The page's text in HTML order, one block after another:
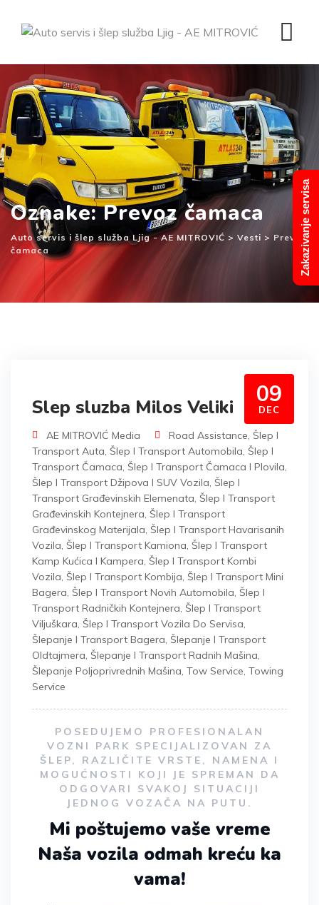
Oznake: Prevoz čamaca
Auto servis i šlep služba Ljig - AE MITROVIĆ > Vesti > Prevoz
čamaca
09
DEC
Slep sluzba Milos Veliki
AE MITROVIĆ Media Road Assistance, Šlep I
Transport Auta, Šlep I Transport Automobila, Šlep I
Transport Čamaca, Šlep I Transport Čamaca I Plovila,
Šlep I Transport Džipova I SUV Vozila, Šlep I
Transport Građevinskih Elemenata, Šlep I Transport
Građevinskih Kontejnera, Šlep I Transport
Građevinskog Materijala, Šlep I Transport Havarisanih
Vozila, Šlep I Transport Kamiona, Šlep I Transport
Kamp Kućica I Kampera, Šlep I Transport Kombi
Vozila, Šlep I Transport Kombija, Šlep I Transport Mini
Bagera, Šlep I Transport Novih Automobila, Šlep I
Transport Radničkih Kontejnera, Šlep I Transport
Viljuškara, Šlep I Transport Vozila Do Servisa,
Šlepanje I Transport Bagera, Šlepanje I Transport
Oldtajmera, Šlepanje I Transport Radnih Mašina,
Šlepanje Poljoprivrednih Mašina, Tow Service, Towing
Service
POSEDUJEMO PROFESIONALAN
VOZNI PARK SPECIJALIZOVAN ZA
ŠLEP, RAZLIČITE VRSTE, NAMENA I
MOGUĆNOSTI KOJI JE SPREMAN DA
ODGOVARI SVAKOJ SITUACIJI
JEDNOG VOZAČA NA PUTU.
Mi poštujemo vaše vreme
Naša vozila odmah kreću ka
vama!
Zakazivanje servisa